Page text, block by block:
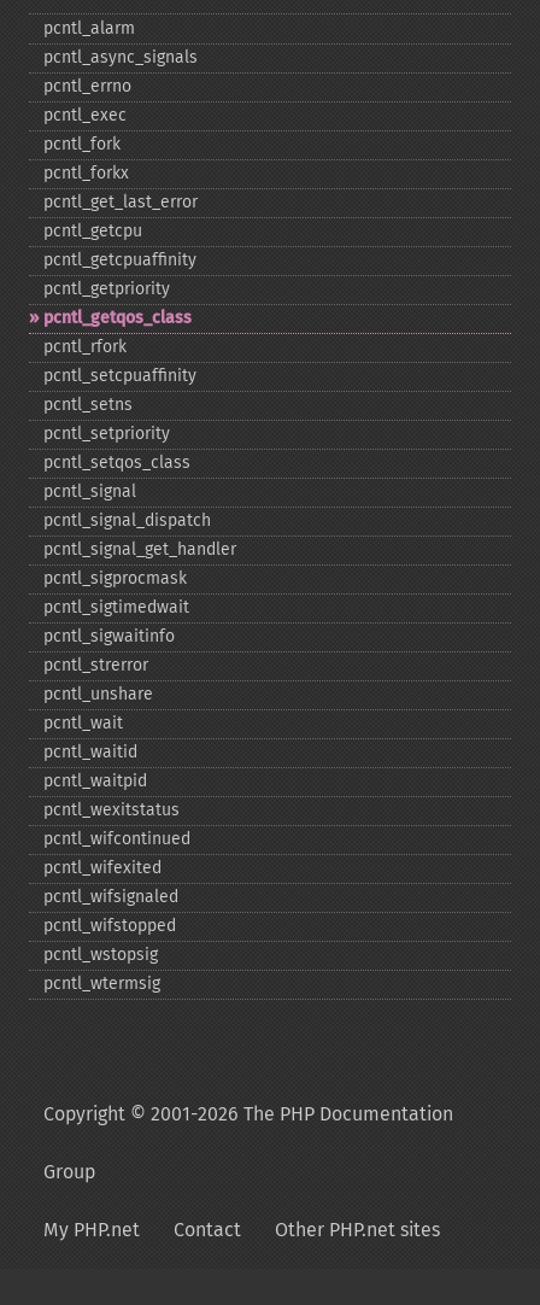
pcntl_​alarm
pcntl_​async_​signals
pcntl_​errno
pcntl_​exec
pcntl_​fork
pcntl_​forkx
pcntl_​get_​last_​error
pcntl_​getcpu
pcntl_​getcpuaffinity
pcntl_​getpriority
pcntl_​getqos_​class
pcntl_​rfork
pcntl_​setcpuaffinity
pcntl_​setns
pcntl_​setpriority
pcntl_​setqos_​class
pcntl_​signal
pcntl_​signal_​dispatch
pcntl_​signal_​get_​handler
pcntl_​sigprocmask
pcntl_​sigtimedwait
pcntl_​sigwaitinfo
pcntl_​strerror
pcntl_​unshare
pcntl_​wait
pcntl_​waitid
pcntl_​waitpid
pcntl_​wexitstatus
pcntl_​wifcontinued
pcntl_​wifexited
pcntl_​wifsignaled
pcntl_​wifstopped
pcntl_​wstopsig
pcntl_​wtermsig
Copyright © 2001-2026 The PHP Documentation
Group
My PHP.net Contact Other PHP.net sites